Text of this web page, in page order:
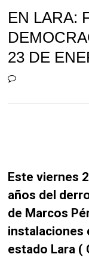
EN LARA:
23 DE
Este viernes
años del
de Marcos
instalaciones
estado Lara (